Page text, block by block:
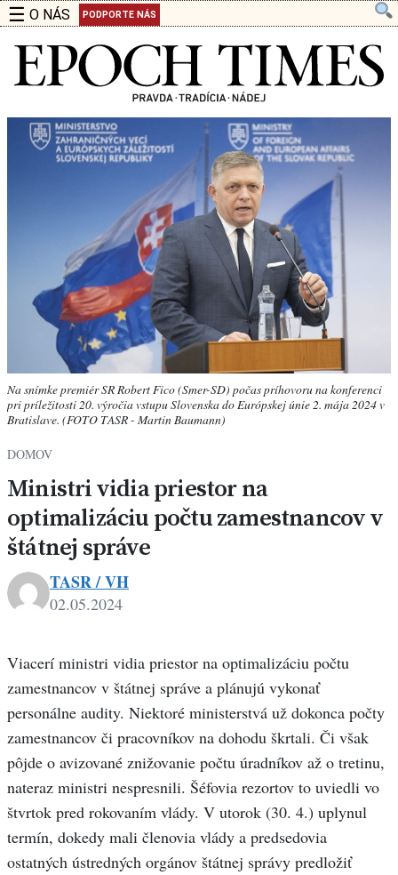
☰ O NÁS PODPORTE NÁS
Na snímke premiér SR Robert Fico (Smer-SD) počas príhovoru na konferenci
pri príležitosti 20. výročia vstupu Slovenska do Európskej únie 2. mája 2024 v
Bratislave. (FOTO TASR - Martin Baumann)
DOMOV
Ministri vidia priestor na
optimalizáciu počtu zamestnancov v
štátnej správe
TASR / VH
02.05.2024
Viacerí ministri vidia priestor na optimalizáciu počtu
zamestnancov v štátnej správe a plánujú vykonať
personálne audity. Niektoré ministerstvá už dokonca počty
zamestnancov či pracovníkov na dohodu škrtali. Či však
pôjde o avizované znižovanie počtu úradníkov až o tretinu,
nateraz ministri nespresnili. Šéfovia rezortov to uviedli vo
štvrtok pred rokovaním vlády. V utorok (30. 4.) uplynul
termín, dokedy mali členovia vlády a predsedovia
ostatných ústredných orgánov štátnej správy predložiť